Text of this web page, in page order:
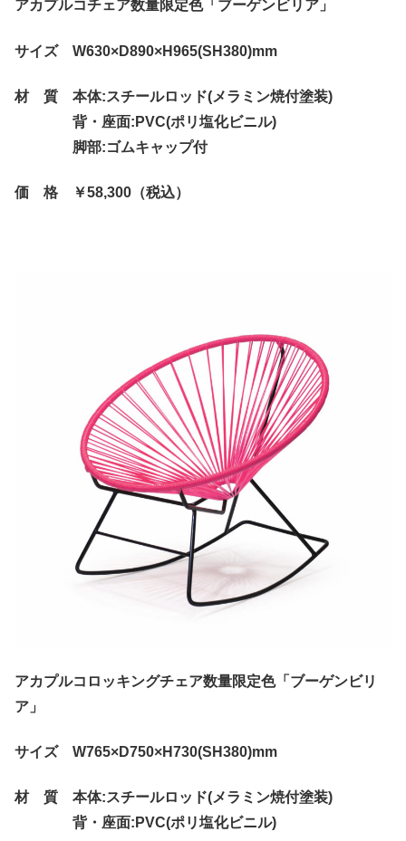
アカプルコチェア数量限定色「ブーゲンビリア」
サイズ W630×D890×H965(SH380)mm
材 質 本体:スチールロッド(メラミン焼付塗装)
背・座面:PVC(ポリ塩化ビニル)
脚部:ゴムキャップ付
価 格 ￥58,300（税込）
アカプルコロッキングチェア数量限定色「ブーゲンビリ
ア」
サイズ W765×D750×H730(SH380)mm
材 質 本体:スチールロッド(メラミン焼付塗装)
背・座面:PVC(ポリ塩化ビニル)